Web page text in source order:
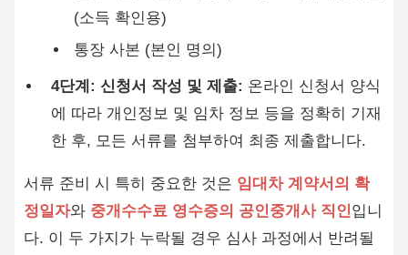
(소득 확인용)
통장 사본 (본인 명의)
4단계: 신청서 작성 및 제출: 온라인 신청서 양식
에 따라 개인정보 및 임차 정보 등을 정확히 기재
한 후, 모든 서류를 첨부하여 최종 제출합니다.
서류 준비 시 특히 중요한 것은 임대차 계약서의 확
정일자와 중개수수료 영수증의 공인중개사 직인입니
다. 이 두 가지가 누락될 경우 심사 과정에서 반려될